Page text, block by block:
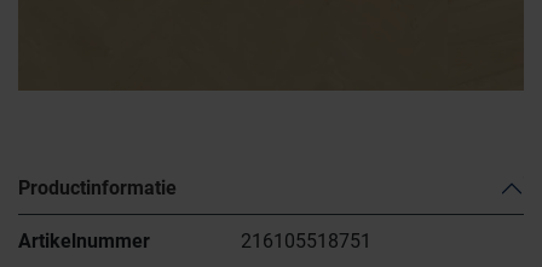
Productinformatie
Artikelnummer
216105518751